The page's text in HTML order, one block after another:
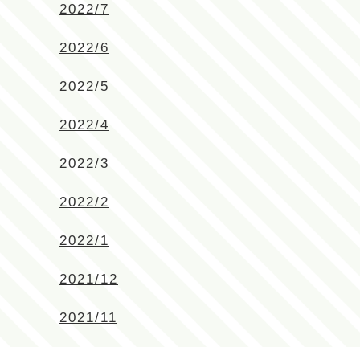
2022/7
2022/6
2022/5
2022/4
2022/3
2022/2
2022/1
2021/12
2021/11